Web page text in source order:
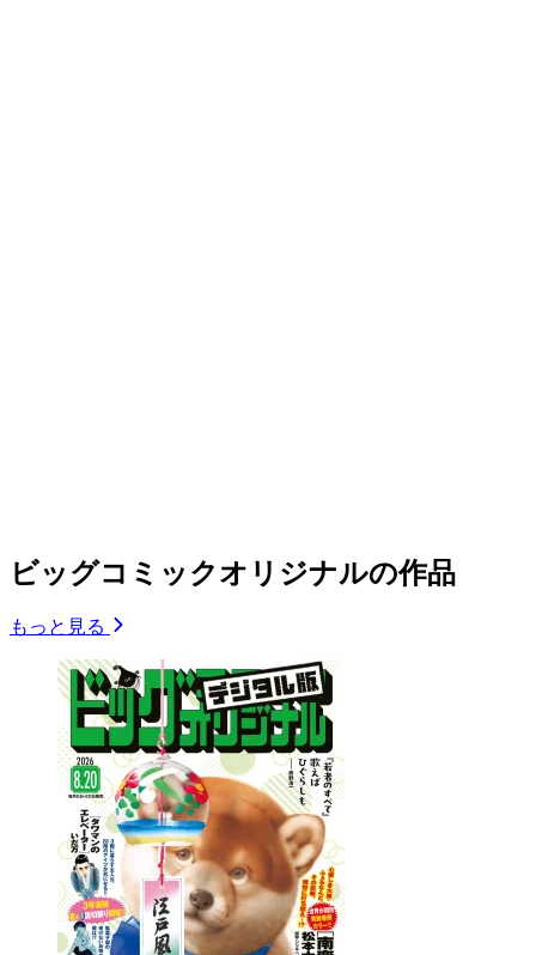
ビッグコミックオリジナルの作品
もっと見る